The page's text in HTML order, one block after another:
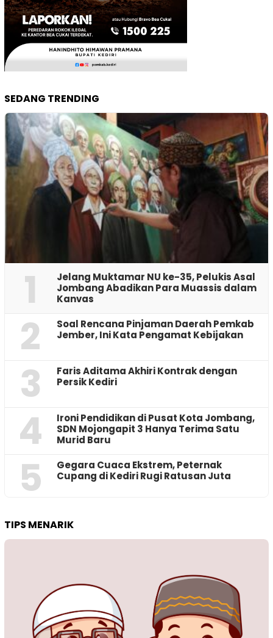
SEDANG TRENDING
1
Jelang Muktamar NU ke-35, Pelukis Asal
Jombang Abadikan Para Muassis dalam
Kanvas
2
‎Soal Rencana Pinjaman Daerah Pemkab
Jember, Ini Kata Pengamat Kebijakan ‎
3
Faris Aditama Akhiri Kontrak dengan
Persik Kediri
4
Ironi Pendidikan di Pusat Kota Jombang,
SDN Mojongapit 3 Hanya Terima Satu
Murid Baru
5
‎Gegara Cuaca Ekstrem, Peternak
Cupang di Kediri Rugi Ratusan Juta
TIPS MENARIK